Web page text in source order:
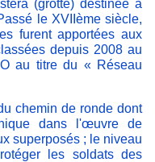
(grotte) destinée à
le XVIIème siècle,
furent apportées aux
depuis 2008 au
au titre du « Réseau
chemin de ronde dont
dans l'œuvre de
superposés ; le niveau
les soldats des